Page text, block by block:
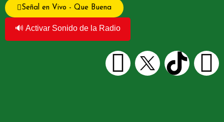
Señal en Vivo - Que Buena
🔊 Activar Sonido de la Radio